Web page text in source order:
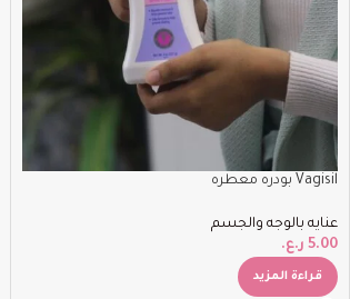
Vagisil بودره معطره
عنايه بالوجه والجسم
5.00 ر.ع.
قراءة المزيد